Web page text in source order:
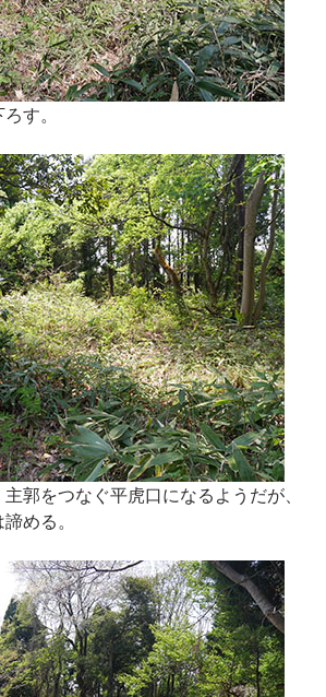
す。
郭をつなぐ平虎口になるようだが、
める。